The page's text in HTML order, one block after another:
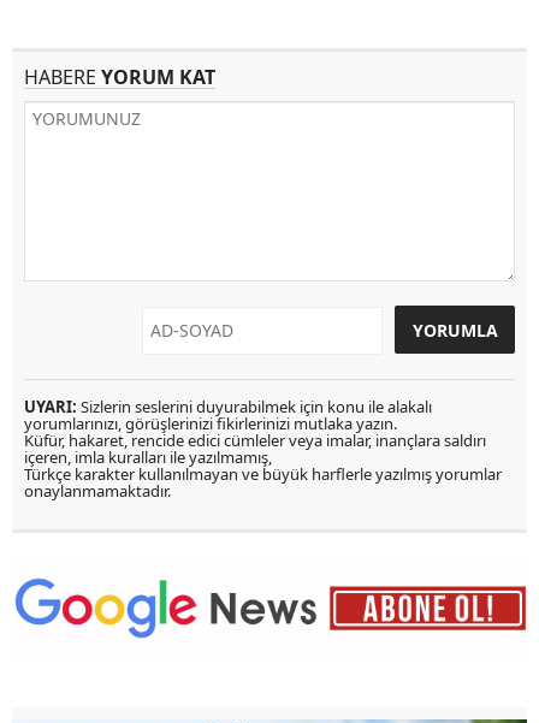
HABERE YORUM KAT
UYARI: Sizlerin seslerini duyurabilmek için konu ile alakalı
yorumlarınızı, görüşlerinizi fikirlerinizi mutlaka yazın.
Küfür, hakaret, rencide edici cümleler veya imalar, inançlara saldırı
içeren, imla kuralları ile yazılmamış,
Türkçe karakter kullanılmayan ve büyük harflerle yazılmış yorumlar
onaylanmamaktadır.